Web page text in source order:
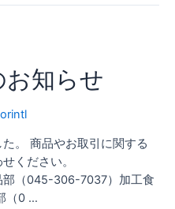
お知らせ
。 商品やお取引に関する
せください。
（045-306-7037）加工食
（0 …